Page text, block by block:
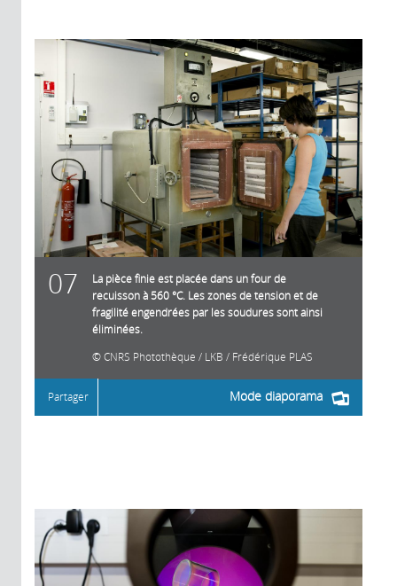
07
La pièce finie est placée dans un four de
recuisson à 560 °C. Les zones de tension et de
fragilité engendrées par les soudures sont ainsi
éliminées.
CNRS Photothèque / LKB / Frédérique PLAS
Mode diaporama
Partager